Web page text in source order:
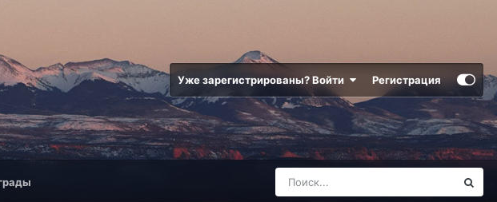
Уже зарегистрированы? Войти Регистрация